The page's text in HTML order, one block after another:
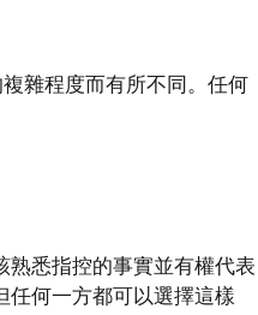
雜程度而有所不同。任何
悉指控的事實並有權代表
任何一方都可以選擇這樣